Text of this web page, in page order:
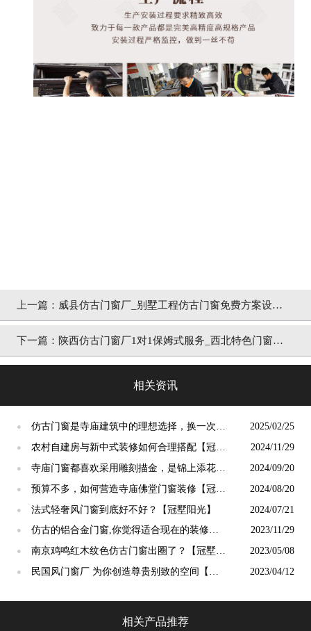
上一篇： 威县仿古门窗厂_别墅工程仿古门窗免费方案设计
「冠墅阳光」
下一篇： 陕西仿古门窗厂1对1保姆式服务_西北特色门窗定
相关资讯
●
仿古门窗是寺庙建筑中的理想选择，换一次用
终生【冠墅阳光】
2025/02/25
●
农村自建房与新中式装修如何合理搭配【冠墅
阳光】
2024/11/29
●
寺庙门窗都喜欢采用雕刻描金，是锦上添花
吗？【冠墅阳光】
2024/09/20
●
预算不多，如何营造寺庙佛堂门窗装修【冠墅
阳光】
2024/08/20
● 法式轻奢风门窗到底好不好？【冠墅阳光】 2024/07/21
●
仿古的铝合金门窗,你觉得适合现在的装修吗?
【冠墅阳光】
2023/11/29
●
南京鸡鸣红木纹色仿古门窗出圈了？【冠墅阳
光】
2023/05/08
●
民国风门窗厂 为你创造尊贵别致的空间【冠
2023/04/12
相关产品推荐